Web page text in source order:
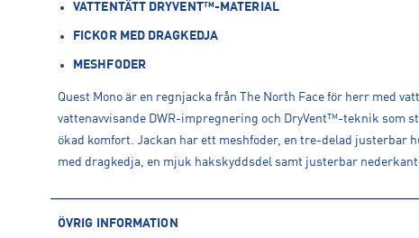
VATTENTÄTT DRYVENT™-MATERIAL
FICKOR MED DRAGKEDJA
MESHFODER
Quest Mono är en regnjacka från The North Face för herr med
vattenavvisande DWR-impregnering och DryVent™-teknik som
ökad komfort. Jackan har ett meshfoder, en tre-delad justerbar
med dragkedja, en mjuk hakskyddsdel samt justerbar
ÖVRIG INFORMATION